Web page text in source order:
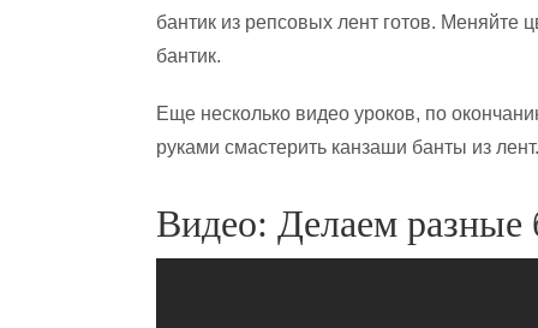
бантик из репсовых лент готов. Меняйте
бантик.
Еще несколько видео уроков, по
руками смастерить канзаши банты из лент.
Видео: Делаем разные